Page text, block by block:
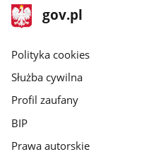
stopka
gov.pl
Strona
gov.pl
gov.pl
Polityka cookies
Służba cywilna
Profil zaufany
BIP
Prawa autorskie